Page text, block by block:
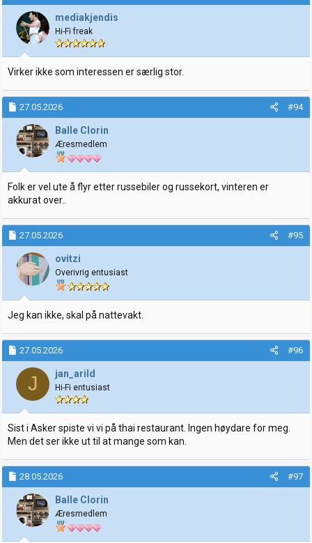
mediakjendis
Hi-Fi freak
Virker ikke som interessen er særlig stor.
27.05.2026 #94
Balle Clorin
Æresmedlem
Folk er vel ute å flyr etter russebiler og russekort, vinteren er
akkurat over..
27.05.2026 #95
ovitzi
Overivrig entusiast
Jeg kan ikke, skal på nattevakt.
27.05.2026 #96
J jan_arild
Hi-Fi entusiast
Sist i Asker spiste vi vi på thai restaurant. Ingen høydare for meg.
Men det ser ikke ut til at mange som kan.
28.05.2026 #97
Balle Clorin
Æresmedlem